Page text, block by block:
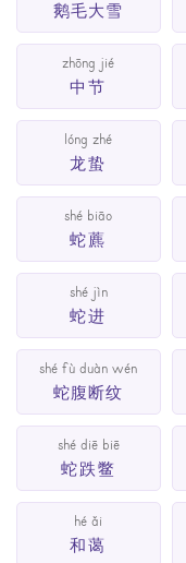
鹅毛大雪
zhōng jié
中节
lóng zhé
龙蛰
shé biāo
蛇藨
shé jìn
蛇进
shé fù duàn wén
蛇腹断纹
shé diē biē
蛇跌鳖
hé ǎi
和蔼